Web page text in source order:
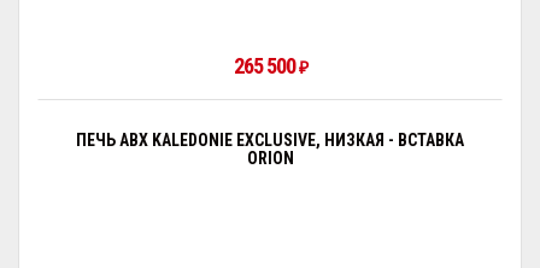
265 500 ₽
ПЕЧЬ ABX KALEDONIE EXCLUSIVE, НИЗКАЯ - ВСТАВКА
ORION